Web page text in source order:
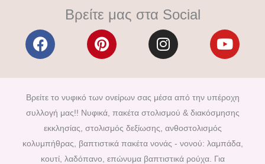
Βρείτε μας στα Social
F
a
e
b
o
o
k
P
i
t
e
r
e
s
t
I
n
t
a
g
r
a
m
Y
o
t
u
b
Βρείτε το νυφικό των ονείρων σας μέσα από την υπέροχη
συλλογή μας!! Νυφικά, πακέτα στολισμού & διακόσμησης
εκκλησίας, στολισμός δεξίωσης, ανθοστολισμός
κολυμπήθρας, βαπτιστικά πακέτα νονάς - νονού: λαμπάδα,
κουτί, λαδόπανο, επώνυμα βαπτιστικά ρούχα. Για